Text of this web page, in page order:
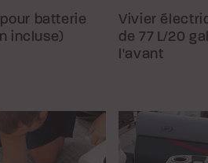
batterie
incluse)
Vivier
de 77 L/20
l'avant